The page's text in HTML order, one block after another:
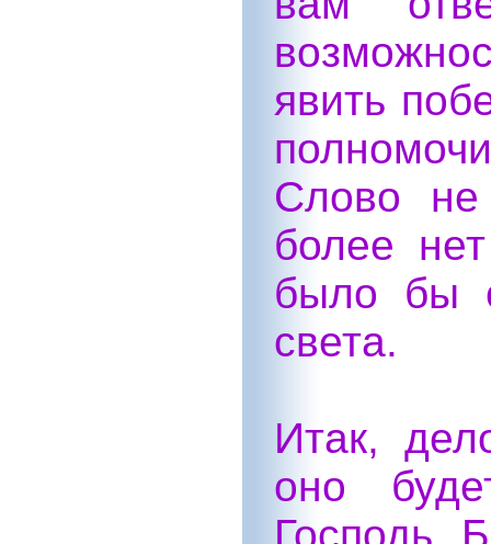
явить
Слово не
более
было бы
света.
Итак,
оно